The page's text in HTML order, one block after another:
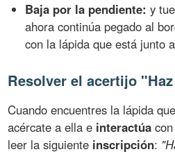
Baja por la pendiente: y
ahora continúa pegado al
con la lápida que está junto
Resolver el acertijo
Cuando encuentres la lápida
acércate a ella e interactúa
leer la siguiente inscripción: